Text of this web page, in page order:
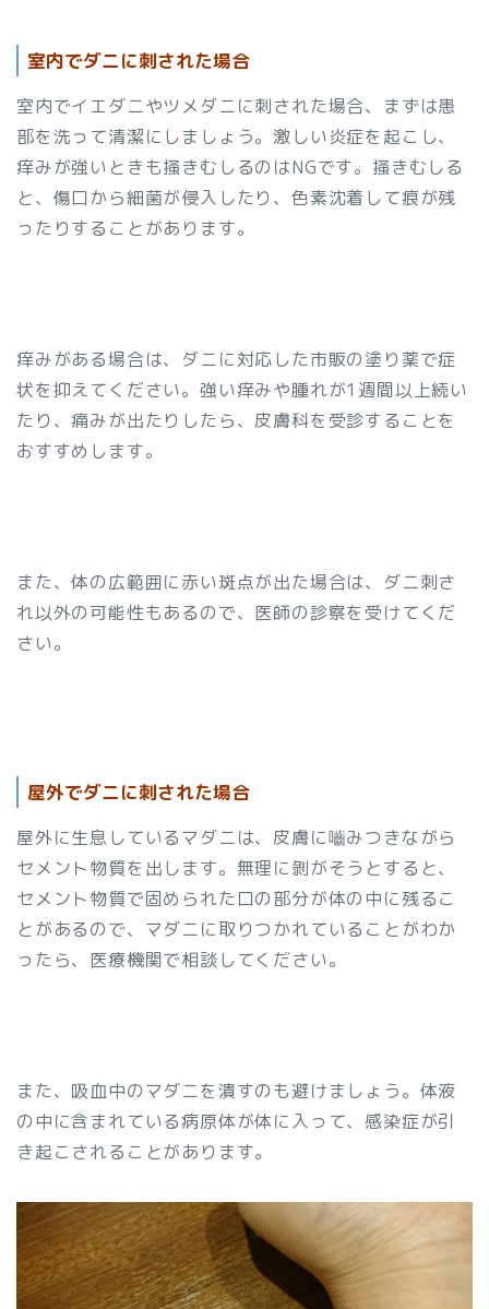
室内でダニに刺された場合
室内でイエダニやツメダニに刺された場合、まずは患
部を洗って清潔にしましょう。激しい炎症を起こし、
痒みが強いときも掻きむしるのはNGです。掻きむしる
と、傷口から細菌が侵入したり、色素沈着して痕が残
ったりすることがあります。
痒みがある場合は、ダニに対応した市販の塗り薬で症
状を抑えてください。強い痒みや腫れが1週間以上続い
たり、痛みが出たりしたら、皮膚科を受診することを
おすすめします。
また、体の広範囲に赤い斑点が出た場合は、ダニ刺さ
れ以外の可能性もあるので、医師の診察を受けてくだ
さい。
屋外でダニに刺された場合
屋外に生息しているマダニは、皮膚に嚙みつきながら
セメント物質を出します。無理に剝がそうとすると、
セメント物質で固められた口の部分が体の中に残るこ
とがあるので、マダニに取りつかれていることがわか
ったら、医療機関で相談してください。
また、吸血中のマダニを潰すのも避けましょう。体液
の中に含まれている病原体が体に入って、感染症が引
き起こされることがあります。